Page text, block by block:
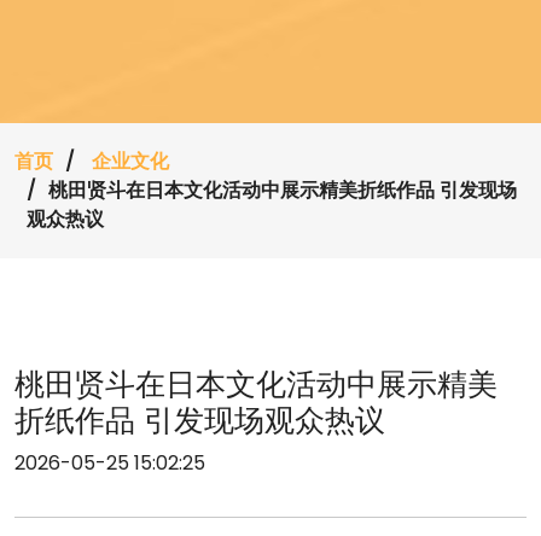
首页
企业文化
桃田贤斗在日本文化活动中展示精美折纸作品 引发现场
观众热议
桃田贤斗在日本文化活动中展示精美
折纸作品 引发现场观众热议
2026-05-25 15:02:25